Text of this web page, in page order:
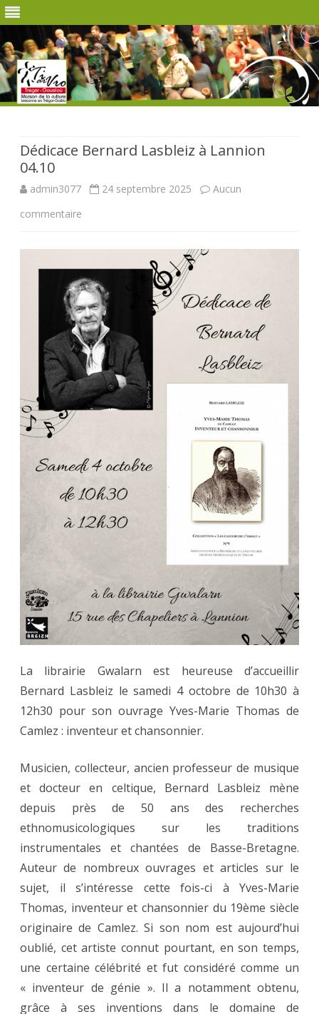
Dédicace Bernard Lasbleiz à Lannion
04.10
admin3077 24 septembre 2025
Aucun
commentaire
Lasbleiz
à
Lannion
04.10
La librairie Gwalarn est heureuse d’accueillir
Bernard Lasbleiz le samedi 4 octobre de 10h30 à
12h30 pour son ouvrage Yves-Marie Thomas de
Camlez : inventeur et chansonnier.
Musicien, collecteur, ancien professeur de musique
et docteur en celtique, Bernard Lasbleiz mène
depuis près de 50 ans des recherches
ethnomusicologiques sur les traditions
instrumentales et chantées de Basse-Bretagne.
Auteur de nombreux ouvrages et articles sur le
sujet, il s’intéresse cette fois-ci à Yves-Marie
Thomas, inventeur et chansonnier du 19ème siècle
originaire de Camlez. Si son nom est aujourd’hui
oublié, cet artiste connut pourtant, en son temps,
une certaine célébrité et fut considéré comme un
« inventeur de génie ». Il a notamment obtenu,
grâce à ses inventions dans le domaine de